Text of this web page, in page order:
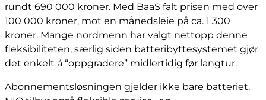
rundt 690 000 kroner. Med BaaS falt prisen med over
100 000 kroner, mot en månedsleie på ca. 1 300
kroner. Mange nordmenn har valgt nettopp denne
fleksibiliteten, særlig siden batteribyttesystemet gjør
det enkelt å “oppgradere” midlertidig før langtur.
Abonnementsløsningen gjelder ikke bare batteriet.